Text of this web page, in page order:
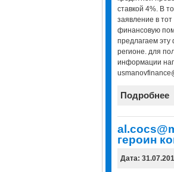
ставкой 4%. В
заявление в
финансовую
предлагаем
регионе. для
информации
Подробнее
гeроин
Дата: